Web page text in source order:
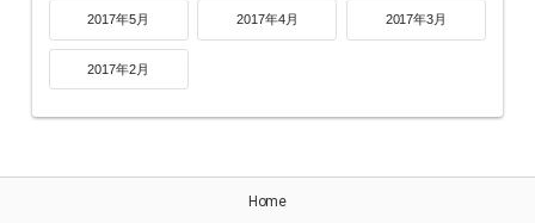
2017年5月 2017年4月 2017年3月
2017年2月
Home